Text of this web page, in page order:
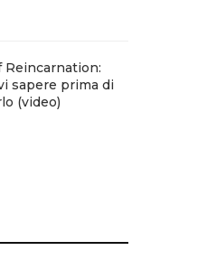
Reincarnation:
sapere prima di
(video)